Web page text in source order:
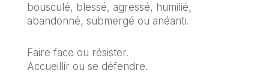
bousculé, blessé, agressé, humilié,
abandonné, submergé ou anéanti.
Faire face ou résister.
Accueillir ou se défendre.